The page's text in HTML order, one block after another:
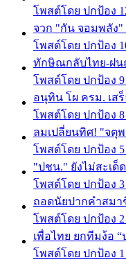
โพสต์โดย ปกป้อง
จวก "กัน จอมพลัง"
โพสต์โดย ปกป้อง
ทักษิณกลับไทย-ฝน
โพสต์โดย ปกป้อง
อนุทิน โผ ครม. เสร็
โพสต์โดย ปกป้อง
ลมเปลี่ยนทิศ! "จตุ
โพสต์โดย ปกป้อง
"ปชน." ยังไม่สะเด็
โพสต์โดย ปกป้อง
ถอดนัยปากคำสมา
โพสต์โดย ปกป้อง
เพื่อไทย ยกทีมง้อ
โพสต์โดย ปกป้อง